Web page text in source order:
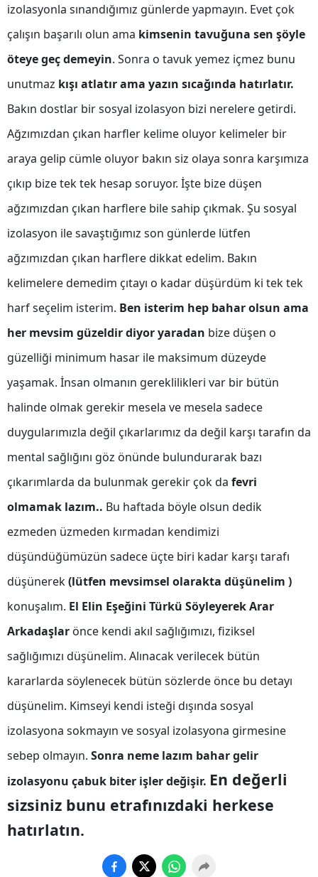
Siirt
Sinop
Sivas
Tekirdağ
Tunceli
Şanlıurfa
Uşak
Van
Aksaray
Bayburt
Karaman
Kırıkkale
Bartın
Ardahan
Iğdır
Yalova
Kilis
Osmaniye
Düzce
izolasyonla sınandığımız günlerde yapmayın. Evet çok
çalışın başarılı olun ama kimsenin tavuğuna sen şöyle
öteye geç demeyin. Sonra o tavuk yemez içmez bunu
unutmaz kışı atlatır ama yazın sıcağında hatırlatır.
Bakın dostlar bir sosyal izolasyon bizi nerelere getirdi.
Ağzımızdan çıkan harfler kelime oluyor kelimeler bir
araya gelip cümle oluyor bakın siz olaya sonra karşımıza
çıkıp bize tek tek hesap soruyor. İşte bize düşen
ağzımızdan çıkan harflere bile sahip çıkmak. Şu sosyal
izolasyon ile savaştığımız son günlerde lütfen
ağzımızdan çıkan harflere dikkat edelim. Bakın
kelimelere demedim çıtayı o kadar düşürdüm ki tek tek
harf seçelim isterim. Ben isterim hep bahar olsun ama
her mevsim güzeldir diyor yaradan bize düşen o
güzelliği minimum hasar ile maksimum düzeyde
yaşamak. İnsan olmanın gereklilikleri var bir bütün
halinde olmak gerekir mesela ve mesela sadece
duygularımızla değil çıkarlarımız da değil karşı tarafın da
mental sağlığını göz önünde bulundurarak bazı
çıkarımlarda da bulunmak gerekir çok da fevri
olmamak lazım.. Bu haftada böyle olsun dedik
ezmeden üzmeden kırmadan kendimizi
düşündüğümüzün sadece üçte biri kadar karşı tarafı
düşünerek(lütfen mevsimsel olarakta düşünelim )
konuşalım. El Elin Eşeğini Türkü Söyleyerek Arar
Arkadaşlar önce kendi akıl sağlığımızı, fiziksel
sağlığımızı düşünelim. Alınacak verilecek bütün
kararlarda söylenecek bütün sözlerde önce bu detayı
düşünelim. Kimseyi kendi isteği dışında sosyal
izolasyona sokmayın ve sosyal izolasyona girmesine
sebep olmayın. Sonra neme lazım bahar gelir
izolasyonu çabuk biter işler değişir. En değerli
sizsiniz bunu etrafınızdaki herkese
hatırlatın.